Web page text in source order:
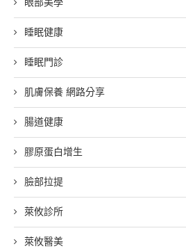
眼部美學
睡眠健康
睡眠門診
肌膚保養 網路分享
腸道健康
膠原蛋白增生
臉部拉提
萊攸診所
萊攸醫美